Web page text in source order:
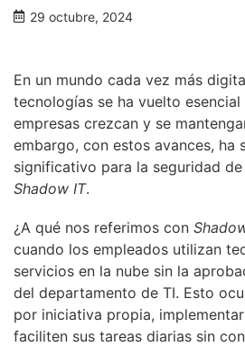
29 octubre, 2024
En un mundo cada vez más
tecnologías se ha vuelto esencial
empresas crezcan y se
embargo, con estos avances, ha
significativo para la seguridad
Shadow IT.
¿A qué nos referimos con
cuando los empleados utilizan
servicios en la nube sin la
del departamento de TI. Esto
por iniciativa propia,
faciliten sus tareas diarias sin